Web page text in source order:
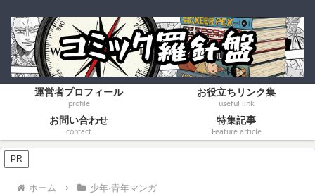
運営者プロフィール
profile
お役立ちリンク集
useful link
お問い合わせ
contact
特集記事
Feature article
PR
ホーム 少年·青年マンガ